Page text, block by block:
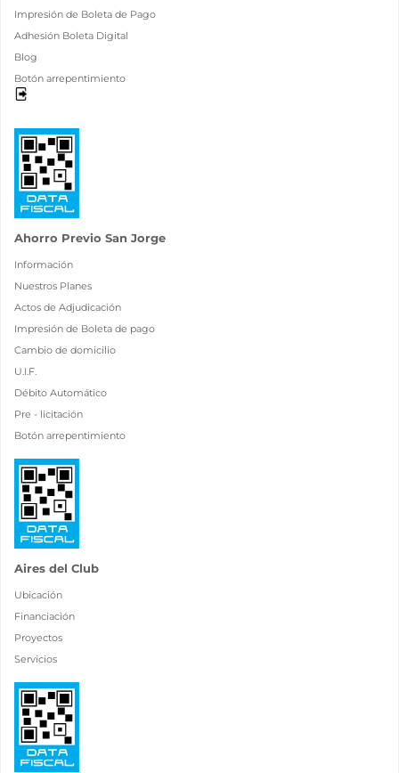
Impresión de Boleta de Pago
Adhesión Boleta Digital
Blog
Botón arrepentimiento
Ahorro Previo San Jorge
Información
Nuestros Planes
Actos de Adjudicación
Impresión de Boleta de pago
Cambio de domicilio
U.I.F.
Débito Automático
Pre - licitación
Botón arrepentimiento
Aires del Club
Ubicación
Financiación
Proyectos
Servicios